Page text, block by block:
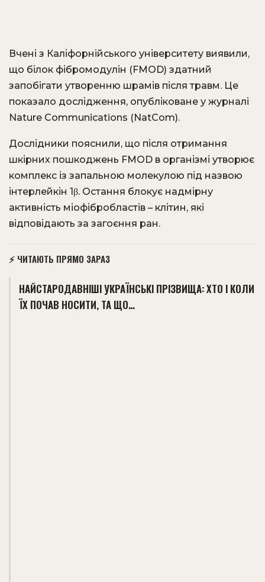
Вчені з Каліфорнійського університету виявили,
що білок фібромодулін (FMOD) здатний
запобігати утворенню шрамів після травм. Це
показало дослідження, опубліковане у журналі
Nature Communications (NatCom).
Дослідники пояснили, що після отримання
шкірних пошкоджень FMOD в організмі утворює
комплекс із запальною молекулою під назвою
інтерлейкін 1β. Остання блокує надмірну
активність міофібробластів – клітин, які
відповідають за загоєння ран.
⚡ ЧИТАЮТЬ ПРЯМО ЗАРАЗ
НАЙСТАРОДАВНІШІ УКРАЇНСЬКІ ПРІЗВИЩА: ХТО І КОЛИ
ЇХ ПОЧАВ НОСИТИ, ТА ЩО…